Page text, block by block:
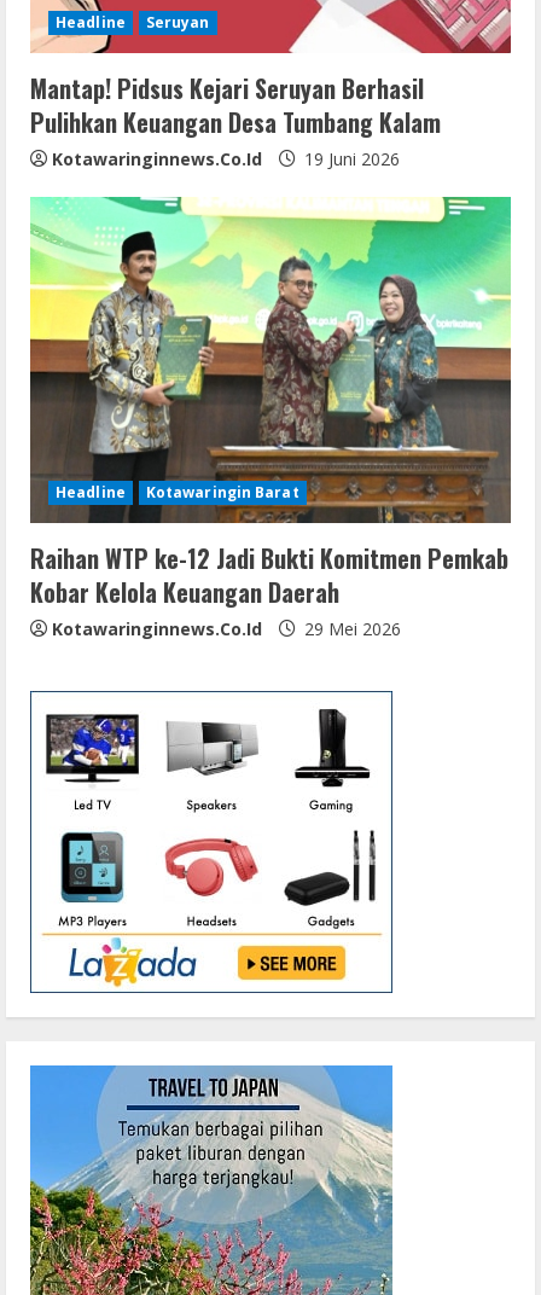
Headline Seruyan
Mantap! Pidsus Kejari Seruyan Berhasil
Pulihkan Keuangan Desa Tumbang Kalam
Kotawaringinnews.co.id 19 Juni 2026
Headline Kotawaringin Barat
Raihan WTP ke-12 Jadi Bukti Komitmen Pemkab
Kobar Kelola Keuangan Daerah
Kotawaringinnews.co.id 29 Mei 2026